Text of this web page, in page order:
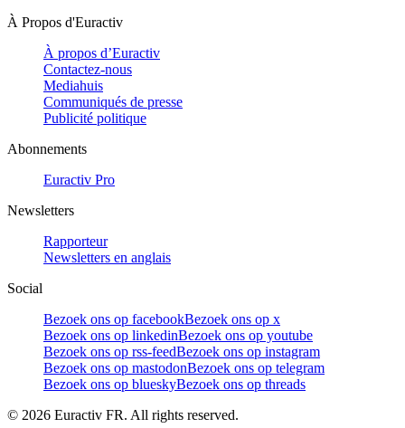
À Propos d'Euractiv
À propos d’Euractiv
Contactez-nous
Mediahuis
Communiqués de presse
Publicité politique
Abonnements
Euractiv Pro
Newsletters
Rapporteur
Newsletters en anglais
Social
Bezoek ons op facebookBezoek ons op x
Bezoek ons op linkedinBezoek ons op youtube
Bezoek ons op rss-feedBezoek ons op instagram
Bezoek ons op mastodonBezoek ons op telegram
Bezoek ons op blueskyBezoek ons op threads
© 2026 Euractiv FR. All rights reserved.